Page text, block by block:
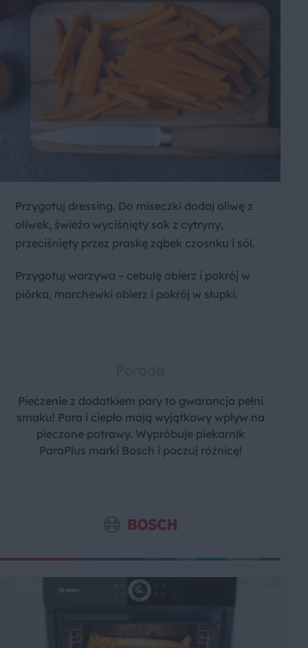
Przygotuj dressing. Do miseczki dodaj oliwę z
oliwek, świeżo wyciśnięty sok z cytryny,
przeciśnięty przez praskę ząbek czosnku i sól.
Przygotuj warzywa – cebulę obierz i pokrój w
piórka, marchewki obierz i pokrój w słupki.
Pieczenie z dodatkiem pary to gwarancja pełni
smaku! Para i ciepło mają wyjątkowy wpływ na
pieczone potrawy. Wypróbuje piekarnik
ParaPlus marki Bosch i poczuj różnicę!